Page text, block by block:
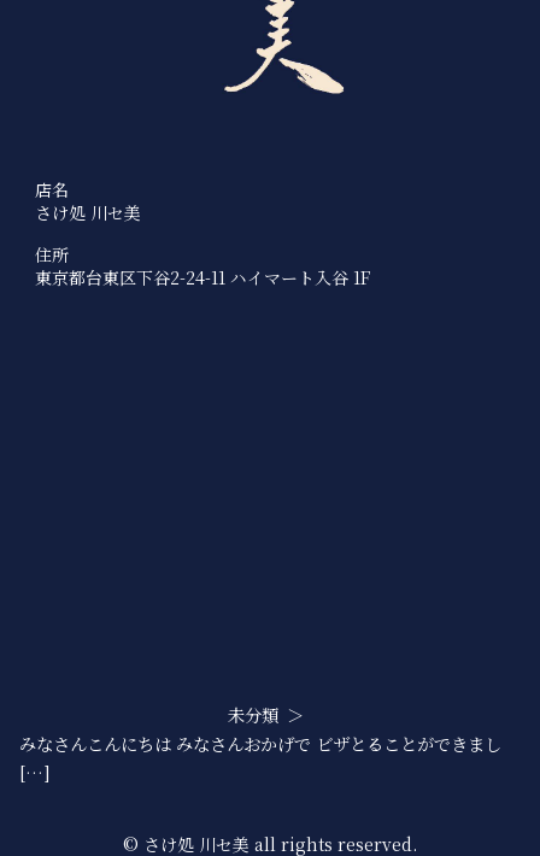
店名
さけ処 川セ美
住所
東京都台東区下谷2-24-11 ハイマート入谷 1F
未分類
みなさんこんにちは みなさんおかげで ビザとることができまし
[…]
© さけ処 川セ美 all rights reserved.